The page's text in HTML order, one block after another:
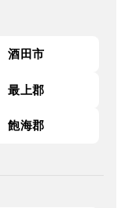
酒田市
最上郡
飽海郡